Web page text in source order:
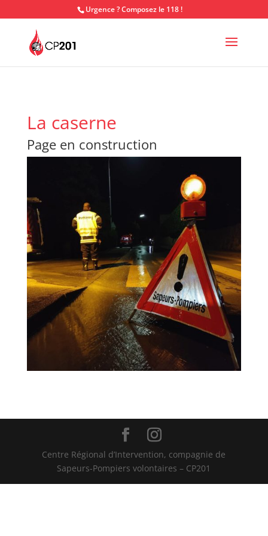
Urgence ? Composez le 118 !
La caserne
Page en construction
Centre Régional d’Intervention, compagnie de
Sapeurs-Pompiers volontaires – CP201